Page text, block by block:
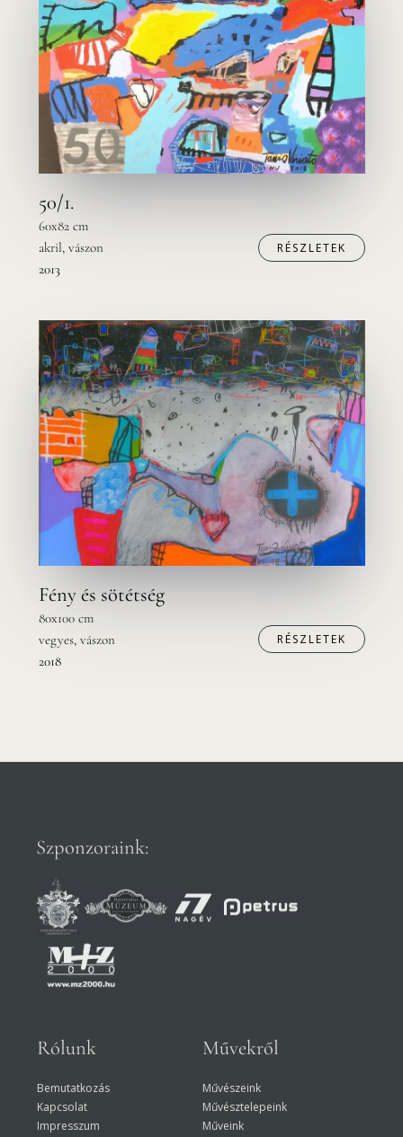
50/1.
60x82 cm
akril, vászon
2013
RÉSZLETEK
Fény és sötétség
80x100 cm
vegyes, vászon
2018
RÉSZLETEK
Szponzoraink:
Rólunk
Bemutatkozás
Kapcsolat
Impresszum
Művekről
Művészeink
Művésztelepeink
Műveink